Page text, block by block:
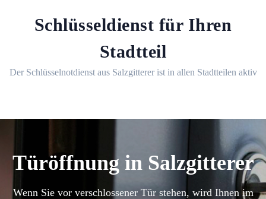
Schlüsseldienst für Ihren
Stadtteil
Der Schlüsselnotdienst aus Salzgitterer ist in allen Stadtteilen aktiv
Türöffnung in Salzgitterer
Wenn Sie vor verschlossener Tür stehen, wird Ihnen im